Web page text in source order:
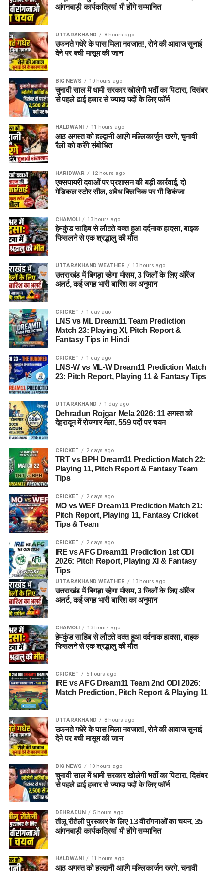
बेरोजगारी की समस्या को खत्म करने का
प्रयास कर रही सरकार
सीएम धामी ने कहा है कि पहले दिन से ही बेरोजगारी की समस्या को खत्म
करने का प्रयास कर रही है। इसी क्रम में हमने सरकारी विभागों में रिक्त
पदों को अभियान चलाकर भरने का काम किया है, जिसके फलस्वरूप विगत
साढ़े चार वर्षों में 34 हजार से अधिक युवाओं को सरकारी नौकरी मिल चुकी
है। आने वाले महीनों में भी विभिन्न विभागों में हजारों पदों पर भर्ती प्रक्रिया
आगे बढ़ाई जाएगी, ताकि योग्य युवाओं को अधिक अवसर मिल सकें और राज्य
की विकास यात्रा को नई गति मिले।
आंगनबाड़ी कार्यकत्रियां भी होंगे सम्मानित
UTTARAKHAND 8 hours ago
उफनते गधेरे के पास मिला नवजात!, रोने की आवाज सुनाई
देने पर बची मासूम की जान
BIG NEWS 10 hours ago
चुनावी साल में धामी सरकार खोलेगी भर्ती का पिटारा, दिसंबर
से पहले ढाई हजार से ज्यादा पदों के लिए फॉर्म
HALDWANI 11 hours ago
आठ अगस्त को हल्द्वानी आएंगे मल्लिकार्जुन खरगे, चुनावी
रैली को करेंगे संबोधित
HARIDWAR 12 hours ago
एक्सपायरी दवाओं पर प्रशासन की बड़ी कार्रवाई, दो
मेडिकल स्टोर सील, अवैध क्लिनिक पर भी शिकंजा
CHAMOLI 13 hours ago
हेमकुंड साहिब से लौटते वक्त हुआ दर्दनाक हादसा, बाइक
फिसलने से एक श्रद्धालु की मौत
UTTARAKHAND WEATHER 13 hours ago
उत्तराखंड में बिगड़ा रहेगा मौसम, 3 जिलों के लिए ऑरेंज
अलर्ट, कई जगह भारी बारिश का अनुमान
CRICKET 1 day ago
LNS vs ML Dream11 Team Prediction
Match 23: Playing XI, Pitch Report &
Fantasy Tips in Hindi
CRICKET 1 day ago
LNS-W vs ML-W Dream11 Prediction Match
23: Pitch Report, Playing 11 & Fantasy Tips
UTTARAKHAND 1 day ago
Dehradun Rojgar Mela 2026: 11 अगस्त को
देहरादून में रोजगार मेला, 559 पदों पर चयन
CRICKET 2 days ago
TRT vs BPH Dream11 Prediction Match 22:
Playing 11, Pitch Report & Fantasy Team
Tips
CRICKET 2 days ago
MO vs WEF Dream11 Prediction Match 21:
Pitch Report, Playing 11, Fantasy Cricket
Tips & Team
CRICKET 2 days ago
IRE vs AFG Dream11 Prediction 1st ODI
2026: Pitch Report, Playing XI & Fantasy
Tips
UTTARAKHAND WEATHER 13 hours ago
उत्तराखंड में बिगड़ा रहेगा मौसम, 3 जिलों के लिए ऑरेंज
अलर्ट, कई जगह भारी बारिश का अनुमान
CHAMOLI 13 hours ago
हेमकुंड साहिब से लौटते वक्त हुआ दर्दनाक हादसा, बाइक
फिसलने से एक श्रद्धालु की मौत
CRICKET 5 hours ago
IRE vs AFG Dream11 Team 2nd ODI 2026:
Match Prediction, Pitch Report & Playing 11
UTTARAKHAND 8 hours ago
उफनते गधेरे के पास मिला नवजात!, रोने की आवाज सुनाई
देने पर बची मासूम की जान
BIG NEWS 10 hours ago
चुनावी साल में धामी सरकार खोलेगी भर्ती का पिटारा, दिसंबर
से पहले ढाई हजार से ज्यादा पदों के लिए फॉर्म
DEHRADUN 5 hours ago
तीलू रौतेली पुरस्कार के लिए 13 वीरांगनाओं का चयन, 35
आंगनबाड़ी कार्यकत्रियां भी होंगे सम्मानित
HALDWANI 11 hours ago
आठ अगस्त को हल्द्वानी आएंगे मल्लिकार्जुन खरगे, चुनावी